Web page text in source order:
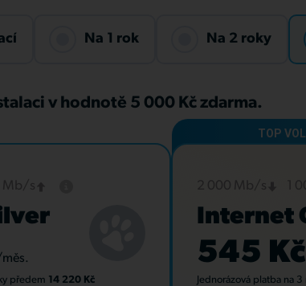
Na 1 rok Na 2 roky
v hodnotě 5 000 Kč zdarma.
předem 14 220 Kč
Internet
545 Kč
Jednorázová platba na 3